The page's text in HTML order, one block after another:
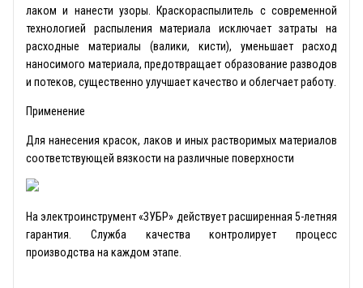
лаком и нанести узоры. Краскораспылитель с современной
технологией распыления материала исключает затраты на
расходные материалы (валики, кисти), уменьшает расход
наносимого материала, предотвращает образование разводов
и потеков, существенно улучшает качество и облегчает работу.
Применение
Для нанесения красок, лаков и иных растворимых материалов
соответствующей вязкости на различные поверхности
На электроинструмент «ЗУБР» действует расширенная 5-летняя
гарантия. Служба качества контролирует процесс
производства на каждом этапе.